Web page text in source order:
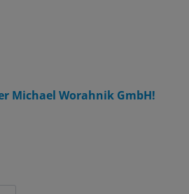
Michael Worahnik GmbH!